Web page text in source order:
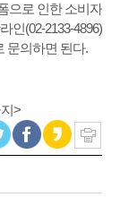
으로 인한 소비자
(02-2133-4896)
문의하면 된다.
>